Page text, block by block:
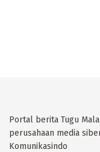
Portal berita Tugu
perusahaan media
Komunikasindo